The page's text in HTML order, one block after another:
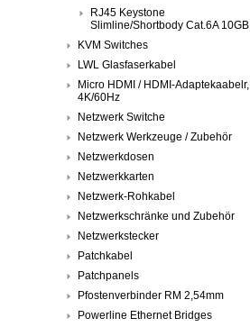
RJ45 Keystone
Slimline/Shortbody Cat.6A 10GB
KVM Switches
LWL Glasfaserkabel
Micro HDMI / HDMI-Adaptekaabelr,
4K/60Hz
Netzwerk Switche
Netzwerk Werkzeuge / Zubehör
Netzwerkdosen
Netzwerkkarten
Netzwerk-Rohkabel
Netzwerkschränke und Zubehör
Netzwerkstecker
Patchkabel
Patchpanels
Pfostenverbinder RM 2,54mm
Powerline Ethernet Bridges